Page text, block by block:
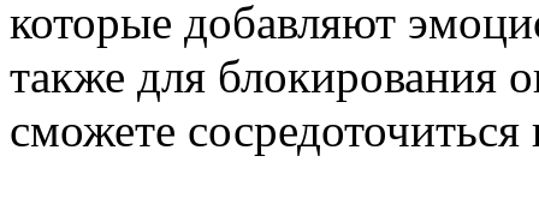
которые добавляют
также для
сможете